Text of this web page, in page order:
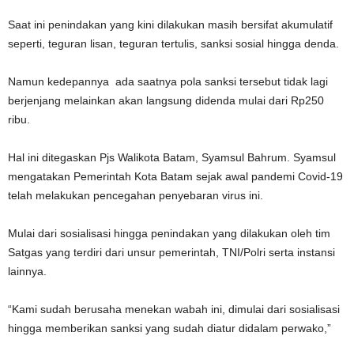
Saat ini penindakan yang kini dilakukan masih bersifat akumulatif
seperti, teguran lisan, teguran tertulis, sanksi sosial hingga denda.
Namun kedepannya ada saatnya pola sanksi tersebut tidak lagi
berjenjang melainkan akan langsung didenda mulai dari Rp250
ribu.
Hal ini ditegaskan Pjs Walikota Batam, Syamsul Bahrum. Syamsul
mengatakan Pemerintah Kota Batam sejak awal pandemi Covid-19
telah melakukan pencegahan penyebaran virus ini.
Mulai dari sosialisasi hingga penindakan yang dilakukan oleh tim
Satgas yang terdiri dari unsur pemerintah, TNI/Polri serta instansi
lainnya.
“Kami sudah berusaha menekan wabah ini, dimulai dari sosialisasi
hingga memberikan sanksi yang sudah diatur didalam perwako,”